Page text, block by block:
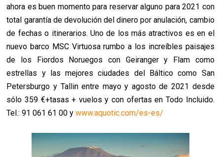
ahora es buen momento para reservar alguno para 2021 con
total garantía de devolución del dinero por anulación, cambio
de fechas o itinerarios. Uno de los más atractivos es en el
nuevo barco MSC Virtuosa rumbo a los increíbles paisajes
de los Fiordos Noruegos con Geiranger y Flam como
estrellas y las mejores ciudades del Báltico como San
Petersburgo y Tallin entre mayo y agosto de 2021 desde
sólo 359 €+tasas + vuelos y con ofertas en Todo Incluido.
Tel.: 91 061 61 00 ywww.aquotic.com/es-es/